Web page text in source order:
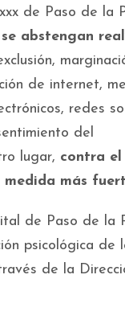
xxx de Paso de la
se abstengan
de internet,
redes
del
lugar, contra el
más
de Paso de la
psicológica de
de la